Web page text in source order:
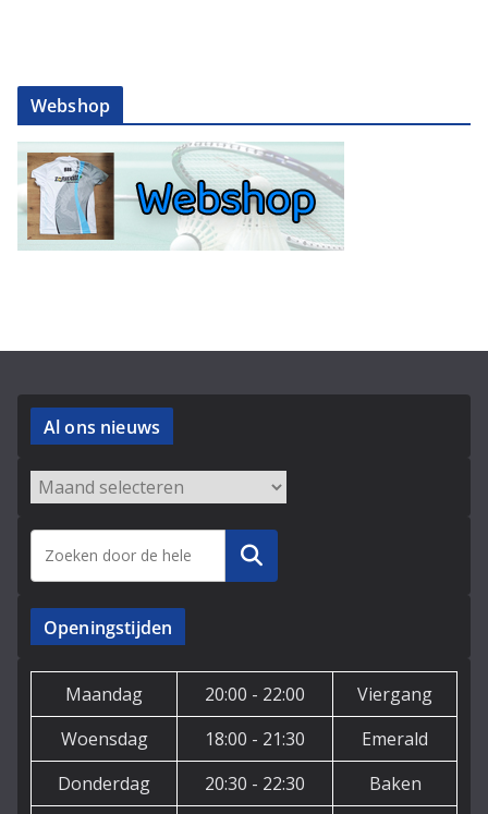
Webshop
Al ons nieuws
Archieven
Zoeken
Openingstijden
Maandag 20:00 - 22:00
Viergang
Woensdag
18:00 - 21:30
Emerald
Donderdag
20:30 - 22:30 Baken